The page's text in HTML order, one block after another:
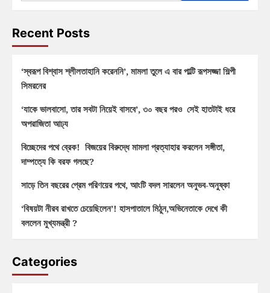
Recent Posts
‘স্বরূপ বিশ্বাস শ্লীলতাহানি করেননি’, মামলা তুলে এ বার পাল্টি রূপসজ্জা শিল্পী
সিমরনের
‘যাকে ভালবাসো, তার সবটা নিয়েই বাসবে’, ৩০ বছর পরও সেই হাতটাই ধরে
অপরাজিতা আঢ্য
বিচ্ছেদের পথে ব্রেক! বিজয়ের বিরুদ্ধে মামলা প্রত্যাহার করলেন সঙ্গীতা,
দাম্পত্যে কি বরফ গলছে?
সাড়ে তিন বছরের প্রেম পরিণয়ের পথে, আংটি বদল সারলেন অনুভব-অনুষ্কা
‘বিষয়টা নীরব রাখতে চেয়েছিলেন’! হাসপাতালে মিঠুন,অভিনেতাকে দেখে কী
বললেন মুখ্যমন্ত্রী ?
Categories